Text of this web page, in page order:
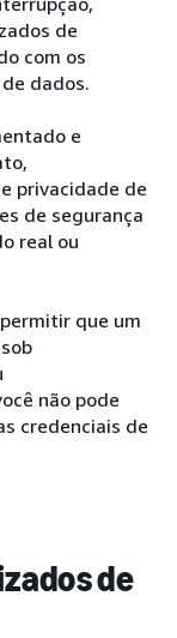
de
com os
dados.
e
privacidade de
de segurança
real ou
que um
não pode
credenciais de
de